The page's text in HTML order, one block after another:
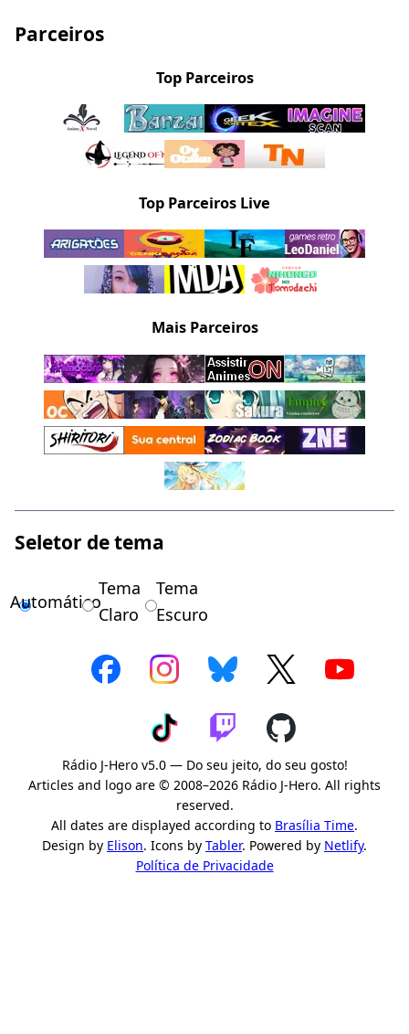
Parceiros
Top Parceiros
Top Parceiros Live
Mais Parceiros
Seletor de tema
Automático
Tema
Claro
Tema
Escuro
Rádio J-Hero v5.0 — Do seu jeito, do seu gosto!
Articles and logo are © 2008–2026 Rádio J-Hero. All rights
reserved.
All dates are displayed according to Brasília Time.
Design by Elison. Icons by Tabler. Powered by Netlify.
Política de Privacidade